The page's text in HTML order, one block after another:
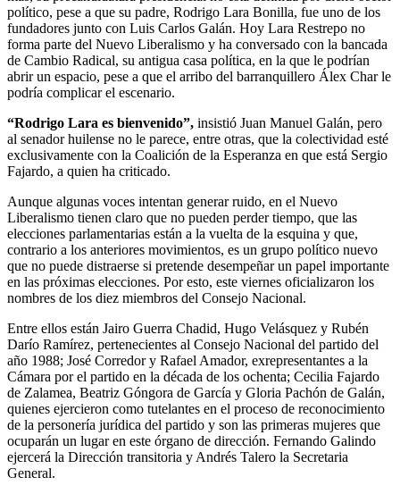
político, pese a que su padre, Rodrigo Lara Bonilla, fue uno de los
fundadores junto con Luis Carlos Galán. Hoy Lara Restrepo no
forma parte del Nuevo Liberalismo y ha conversado con la bancada
de Cambio Radical, su antigua casa política, en la que le podrían
abrir un espacio, pese a que el arribo del barranquillero Álex Char le
podría complicar el escenario.
“Rodrigo Lara es bienvenido”, insistió Juan Manuel Galán, pero
al senador huilense no le parece, entre otras, que la colectividad esté
exclusivamente con la Coalición de la Esperanza en que está Sergio
Fajardo, a quien ha criticado.
Aunque algunas voces intentan generar ruido, en el Nuevo
Liberalismo tienen claro que no pueden perder tiempo, que las
elecciones parlamentarias están a la vuelta de la esquina y que,
contrario a los anteriores movimientos, es un grupo político nuevo
que no puede distraerse si pretende desempeñar un papel importante
en las próximas elecciones. Por esto, este viernes oficializaron los
nombres de los diez miembros del Consejo Nacional.
Entre ellos están Jairo Guerra Chadid, Hugo Velásquez y Rubén
Darío Ramírez, pertenecientes al Consejo Nacional del partido del
año 1988; José Corredor y Rafael Amador, exrepresentantes a la
Cámara por el partido en la década de los ochenta; Cecilia Fajardo
de Zalamea, Beatriz Góngora de García y Gloria Pachón de Galán,
quienes ejercieron como tutelantes en el proceso de reconocimiento
de la personería jurídica del partido y son las primeras mujeres que
ocuparán un lugar en este órgano de dirección. Fernando Galindo
ejercerá la Dirección transitoria y Andrés Talero la Secretaria
General.